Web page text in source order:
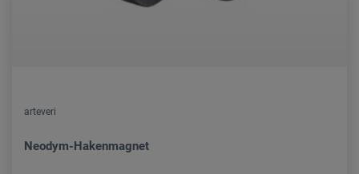
arteveri
Neodym-Hakenmagnet